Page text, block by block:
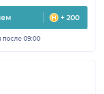
+ 200
после 09:00